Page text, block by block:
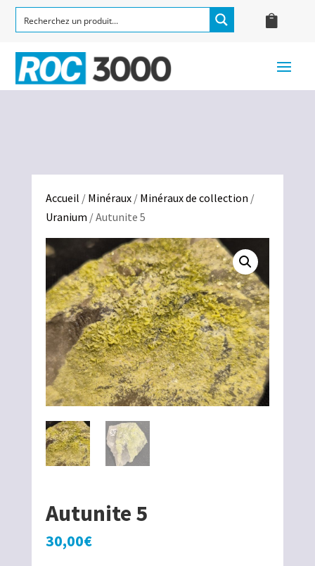
Accueil / Minéraux/ Minéraux de collection /
Uranium / Autunite 5
Autunite 5
30,00€